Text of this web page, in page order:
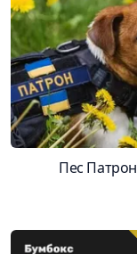
Пес Патрон